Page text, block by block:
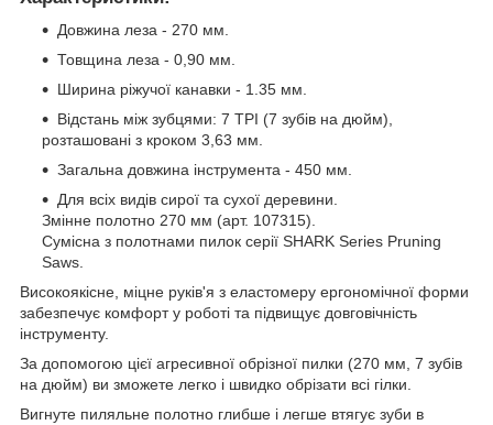
Довжина леза - 270 мм.
Товщина леза - 0,90 мм.
Ширина ріжучої канавки - 1.35 мм.
Відстань між зубцями: 7 TPI (7 зубів на дюйм),
розташовані з кроком 3,63 мм.
Загальна довжина інструмента - 450 мм.
Для всіх видів сирої та сухої деревини.
Змінне полотно 270 мм (арт. 107315).
Сумісна з полотнами пилок серії SHARK Series Pruning
Saws.
Високоякісне, міцне руків'я з еластомеру ергономічної форми
забезпечує комфорт у роботі та підвищує довговічність
інструменту.
За допомогою цієї агресивної обрізної пилки (270 мм, 7 зубів
на дюйм) ви зможете легко і швидко обрізати всі гілки.
Вигнуте пиляльне полотно глибше і легше втягує зуби в